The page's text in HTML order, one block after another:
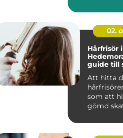
silve...
02.
Hårfrisör i
guide till
Att hitta
som att
gömd